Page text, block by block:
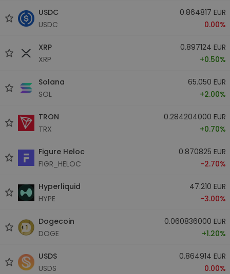
USDC
USDC
0.864817 EUR
0.00%
XRP
XRP
0.897124 EUR
+0.50%
Solana
SOL
65.050 EUR
+2.00%
TRON
TRX
0.284204000 EUR
+0.70%
Figure Heloc
FIGR_HELOC
0.870825 EUR
-2.70%
Hyperliquid
HYPE
47.210 EUR
-3.00%
Dogecoin
DOGE
0.060836000 EUR
+1.20%
USDS
USDS
0.864914 EUR
0.00%